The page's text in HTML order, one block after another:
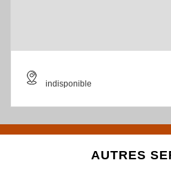
indisponible
AUTRES